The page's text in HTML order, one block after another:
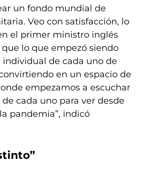
un fondo mundial de
Veo con satisfacción, lo
el primer ministro inglés
que lo que empezó siendo
de cada uno de
en un espacio de
empezamos a escuchar
cada uno para ver desde
pandemia”, indicó